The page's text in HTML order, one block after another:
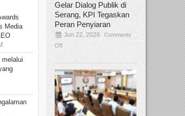
Media
Gelar Dialog Publik di
Serang, KPI Tegaskan
Peran Penyiaran
Jun 22, 2026
Comments
Off